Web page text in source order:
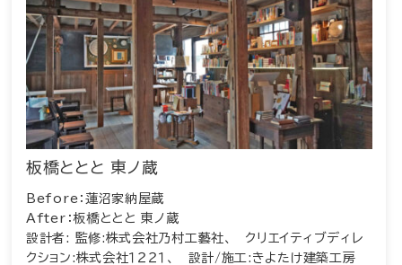
板橋ととと 東ノ蔵
Before：蓮沼家納屋蔵
After：板橋ととと 東ノ蔵
設計者: 監修:株式会社乃村工藝社、 クリエイティブディレ
クション:株式会社１２２１、 設計/施工:きよたけ建築工房